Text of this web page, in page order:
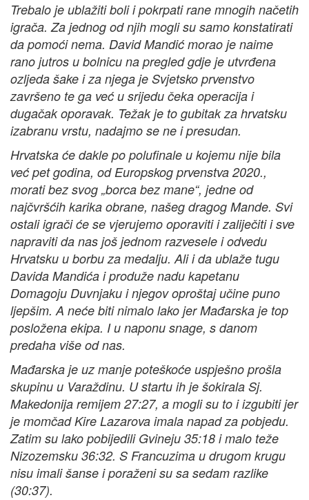
Trebalo je ublažiti boli i pokrpati rane mnogih načetih
igrača. Za jednog od njih mogli su samo konstatirati
da pomoći nema. David Mandić morao je naime
rano jutros u bolnicu na pregled gdje je utvrđena
ozljeda šake i za njega je Svjetsko prvenstvo
završeno te ga već u srijedu čeka operacija i
dugačak oporavak. Težak je to gubitak za hrvatsku
izabranu vrstu, nadajmo se ne i presudan.
Hrvatska će dakle po polufinale u kojemu nije bila
već pet godina, od Europskog prvenstva 2020.,
morati bez svog „borca bez mane“, jedne od
najčvršćih karika obrane, našeg dragog Mande. Svi
ostali igrači će se vjerujemo oporaviti i zaliječiti i sve
napraviti da nas još jednom razvesele i odvedu
Hrvatsku u borbu za medalju. Ali i da ublaže tugu
Davida Mandića i produže nadu kapetanu
Domagoju Duvnjaku i njegov oproštaj učine puno
ljepšim. A neće biti nimalo lako jer Mađarska je top
posložena ekipa. I u naponu snage, s danom
predaha više od nas.
Mađarska je uz manje poteškoće uspješno prošla
skupinu u Varaždinu. U startu ih je šokirala Sj.
Makedonija remijem 27:27, a mogli su to i izgubiti jer
je momčad Kire Lazarova imala napad za pobjedu.
Zatim su lako pobijedili Gvineju 35:18 i malo teže
Nizozemsku 36:32. S Francuzima u drugom krugu
nisu imali šanse i poraženi su sa sedam razlike
(30:37).